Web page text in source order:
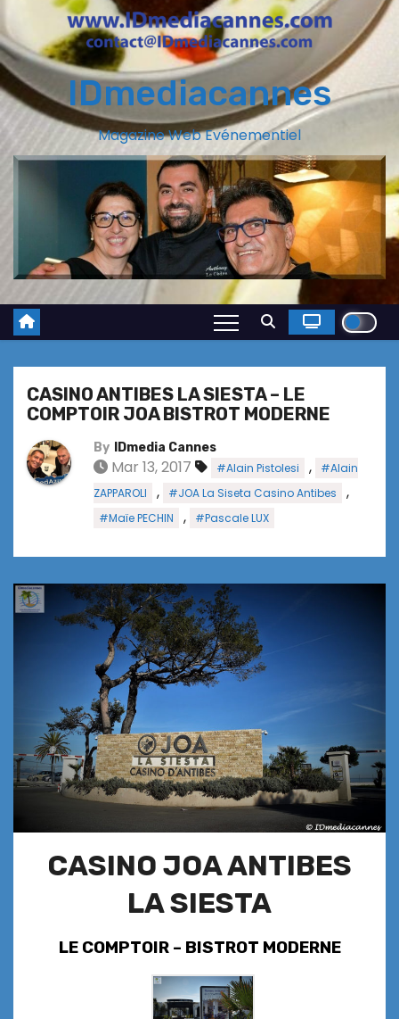
IDmediacannes
Magazine Web Evénementiel
CASINO ANTIBES LA SIESTA – LE
COMPTOIR JOA BISTROT MODERNE
By IDmedia Cannes
Mar 13, 2017 #Alain Pistolesi ,
#Alain
ZAPPAROLI
, #JOA La Siseta Casino Antibes ,
#Maïe PECHIN , #Pascale LUX
CASINO JOA ANTIBES
LA SIESTA
LE COMPTOIR – BISTROT MODERNE